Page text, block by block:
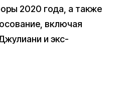
2020 года, а также
включая
и экс-